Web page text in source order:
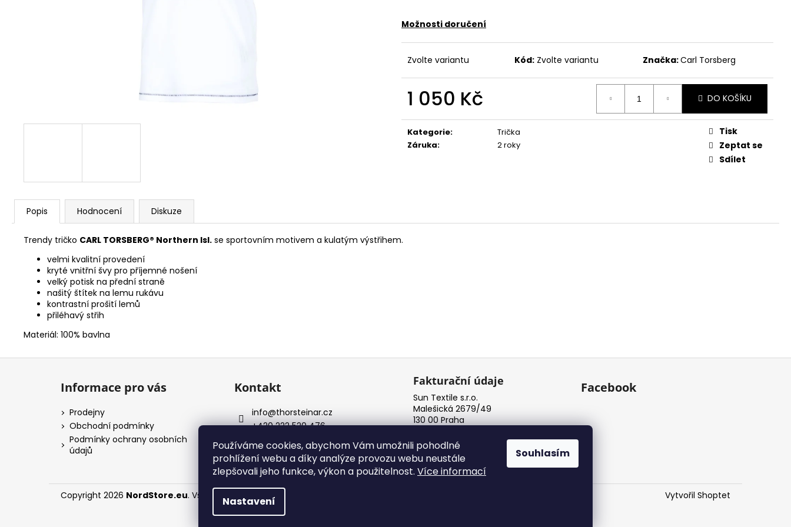
Používáme cookies, abychom Vám umožnili pohodlné
prohlížení webu a díky analýze provozu webu neustále
zlepšovali jeho funkce, výkon a použitelnost. Více informací
Nastavení
Souhlasím
Možnosti doručení
Zvolte variantu Kód: Zvolte variantu Značka:Carl Torsberg
1 050 Kč
cena:
DO KOŠÍKU
Kategorie:
Trička
Záruka: 2 roky
Tisk
Zeptat se
Sdílet
Popis Hodnocení Diskuze
Trendy tričko CARL TORSBERG® Northern Isl. se sportovním motivem a kulatým výstřihem.
velmi kvalitní provedení
kryté vnitřní švy pro příjemné nošení
velký potisk na přední straně
našitý štítek na lemu rukávu
kontrastní prošití lemů
přiléhavý střih
Materiál: 100% bavlna
667,50 Kč
Původně:
Z
Informace pro vás
Prodejny
Obchodní podmínky
Podmínky ochrany osobních
údajů
Kontakt
info@thorsteinar.cz
+420 222 520 476
Nordstore
Fakturační údaje
Sun Textile s.r.o.
Malešická 2679/49
130 00 Praha
Facebook
Vytvořil Shoptet
Copyright 2026 NordStore.eu. Všechna práva vyhrazena.